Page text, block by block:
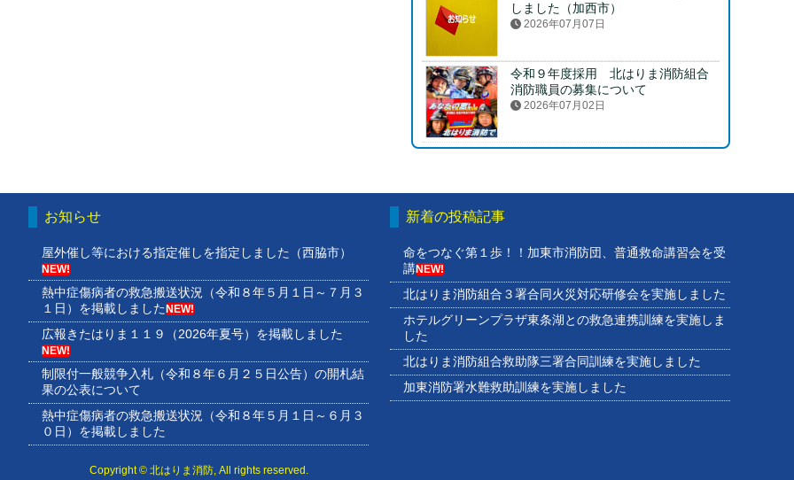
しました（加西市）
2026年07月07日
令和９年度採用 北はりま消防組合
消防職員の募集について
2026年07月02日
お知らせ
屋外催し等における指定催しを指定しました（西脇市）
NEW!
熱中症傷病者の救急搬送状況（令和８年５月１日～７月３
１日）を掲載しました NEW!
広報きたはりま１１９（2026年夏号）を掲載しました
NEW!
制限付一般競争入札（令和８年６月２５日公告）の開札結
果の公表について
熱中症傷病者の救急搬送状況（令和８年５月１日～６月３
０日）を掲載しました
新着の投稿記事
命をつなぐ第１歩！！加東市消防団、普通救命講習会を受
講NEW!
北はりま消防組合３署合同火災対応研修会を実施しました
ホテルグリーンプラザ東条湖との救急連携訓練を実施しま
した
北はりま消防組合救助隊三署合同訓練を実施しました
加東消防署水難救助訓練を実施しました
Copyright © 北はりま消防, All rights reserved.